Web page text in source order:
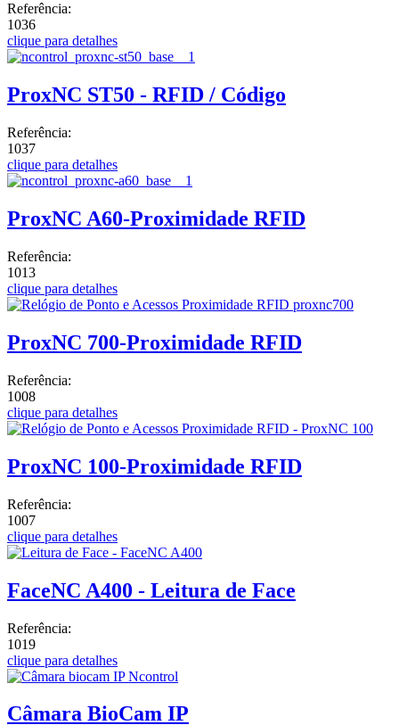
Referência:
1036
clique para detalhes
ProxNC ST50 - RFID / Código
Referência:
1037
clique para detalhes
ProxNC A60-Proximidade RFID
Referência:
1013
clique para detalhes
ProxNC 700-Proximidade RFID
Referência:
1008
clique para detalhes
ProxNC 100-Proximidade RFID
Referência:
1007
clique para detalhes
FaceNC A400 - Leitura de Face
Referência:
1019
clique para detalhes
Câmara BioCam IP